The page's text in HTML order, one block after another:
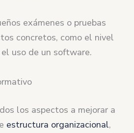
exámenes o pruebas
concretos, como el nivel
uso de un software.
los aspectos a mejorar a
estructura organizacional,